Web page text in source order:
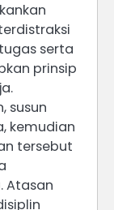
serta
prinsip
susun
kemudian
tersebut
Atasan